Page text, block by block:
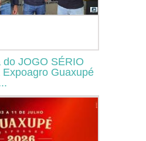
JOGO SÉRIO
Guaxupé